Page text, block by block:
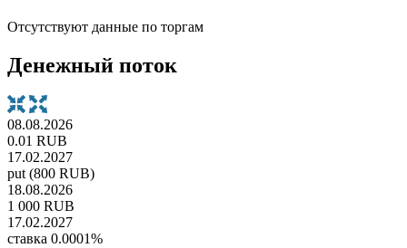
Отсутствуют данные по торгам
Денежный поток
08.08.2026
0.01 RUB
17.02.2027
put (800 RUB)
18.08.2026
1 000 RUB
17.02.2027
ставка 0.0001%